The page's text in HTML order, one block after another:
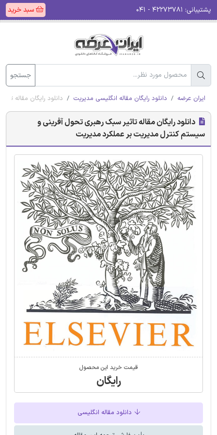
پشتیبانی: سبد خرید
جستجو
ایران عرضه دانلود رایگان مقاله انگلیسی مدیریت دانلود رایگان مقاله
دانلود رایگان مقاله تاثیر سبک رهبری تحول آفرینی و
سیستم کنترل مدیریت بر عملکرد مدیریت
قیمت خرید این محصول
رایگان
دانلود مقاله انگلیسی